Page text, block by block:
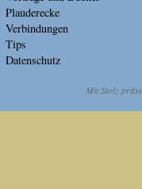
Plauderecke
Verbindungen
Tips
Datenschutz
Mit Stolz